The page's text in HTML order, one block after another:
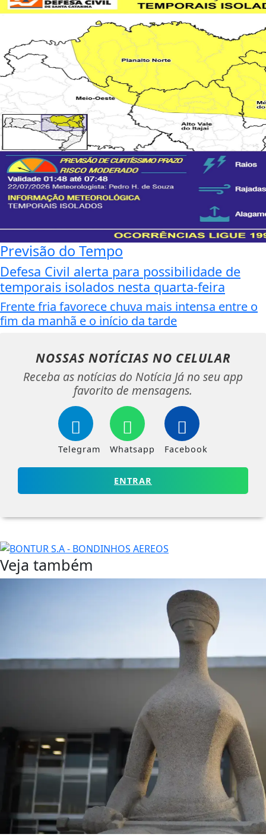
Previsão do Tempo
Defesa Civil alerta para possibilidade de
temporais isolados nesta quarta-feira
Frente fria favorece chuva mais intensa entre o
fim da manhã e o início da tarde
NOSSAS NOTÍCIAS NO CELULAR
Receba as notícias do Notícia Já no seu app
favorito de mensagens.
Telegram Whatsapp Facebook
ENTRAR
Veja também